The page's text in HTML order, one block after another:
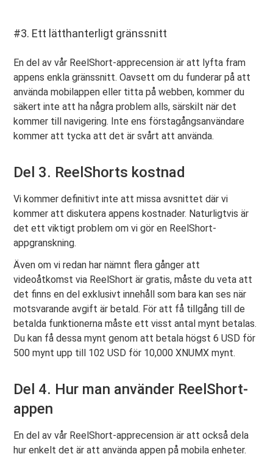
#3. Ett lätthanterligt gränssnitt
En del av vår ReelShort-apprecension är att lyfta fram
appens enkla gränssnitt. Oavsett om du funderar på att
använda mobilappen eller titta på webben, kommer du
säkert inte att ha några problem alls, särskilt när det
kommer till navigering. Inte ens förstagångsanvändare
kommer att tycka att det är svårt att använda.
Del 3. ReelShorts kostnad
Vi kommer definitivt inte att missa avsnittet där vi
kommer att diskutera appens kostnader. Naturligtvis är
det ett viktigt problem om vi gör en ReelShort-
appgranskning.
Även om vi redan har nämnt flera gånger att
videoåtkomst via ReelShort är gratis, måste du veta att
det finns en del exklusivt innehåll som bara kan ses när
motsvarande avgift är betald. För att få tillgång till de
betalda funktionerna måste ett visst antal mynt betalas.
Du kan få dessa mynt genom att betala högst 6 USD för
500 mynt upp till 102 USD för 10,000 XNUMX mynt.
Del 4. Hur man använder ReelShort-
appen
En del av vår ReelShort-apprecension är att också dela
hur enkelt det är att använda appen på mobila enheter.